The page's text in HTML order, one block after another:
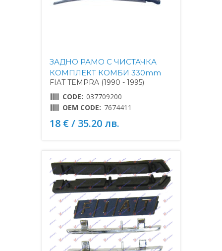
ЗАДНО РАМО С ЧИСТАЧКА
КОМПЛЕКТ КОМБИ 330mm
FIAT TEMPRA (1990 - 1995)
CODE: 037709200
OEM CODE: 7674411
18 € / 35.20 лв.